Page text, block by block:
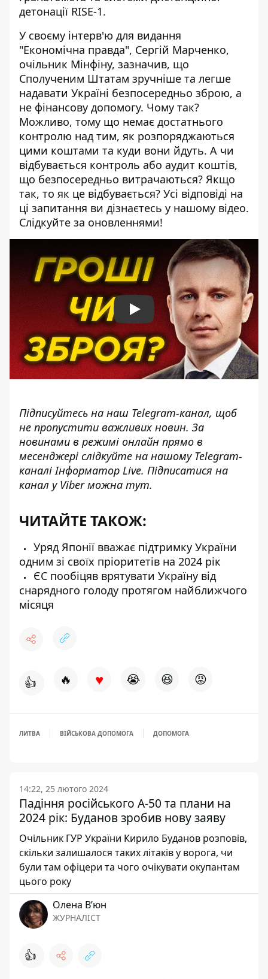
детонації RISE-1.
У своєму інтерв'ю для видання
"Економічна правда", Сергій Марченко,
очільник Мінфіну, зазначив, що
Сполученим Штатам зручніше та легше
надавати Україні безпосередньо зброю, а
не фінансову допомогу. Чому так?
Можливо, тому що немає достатнього
контролю над тим, як розпоряджаються
цими коштами та куди вони йдуть. А чи
відбувається контроль або аудит коштів,
що безпосередньо витрачаються? Якщо
так, то як це відбувається? Усі відповіді на
ці запитання ви дізнаєтесь у нашому відео.
Слідкуйте за оновленнями!
Play
Підписуйтесь на наш Telegram-канал, щоб
не пропустити важливих новин. За
новинами в режимі онлайн прямо в
месенджері слідкуйте на нашому Telegram-
каналіІнформатор Live. Підписатися на
канал у Viber можна тут.
ЧИТАЙТЕ ТАКОЖ:
Уряд Японії вважає підтримку України
одним зі своїх пріоритетів на 2024 рік
ЄС пообіцяв врятувати Україну від
снарядного голоду протягом найближчого
місяця
👍 🔥 ♥ 😭 😆 😡
ЛИТВА ВІЙСЬКОВА ДОПОМОГА ДОПОМОГА
14:22, 25 лютого 2024
Падіння російського А-50 та плани на
2024 рік: Буданов зробив нову заяву
Очільник ГУР України Кирило Буданов розповів,
скільки залишалося таких літаків у ворога, чи
були там офіцери та чого очікувати окупантам
цього року
Олена Вʼюн
ЖУРНАЛІСТ
👍